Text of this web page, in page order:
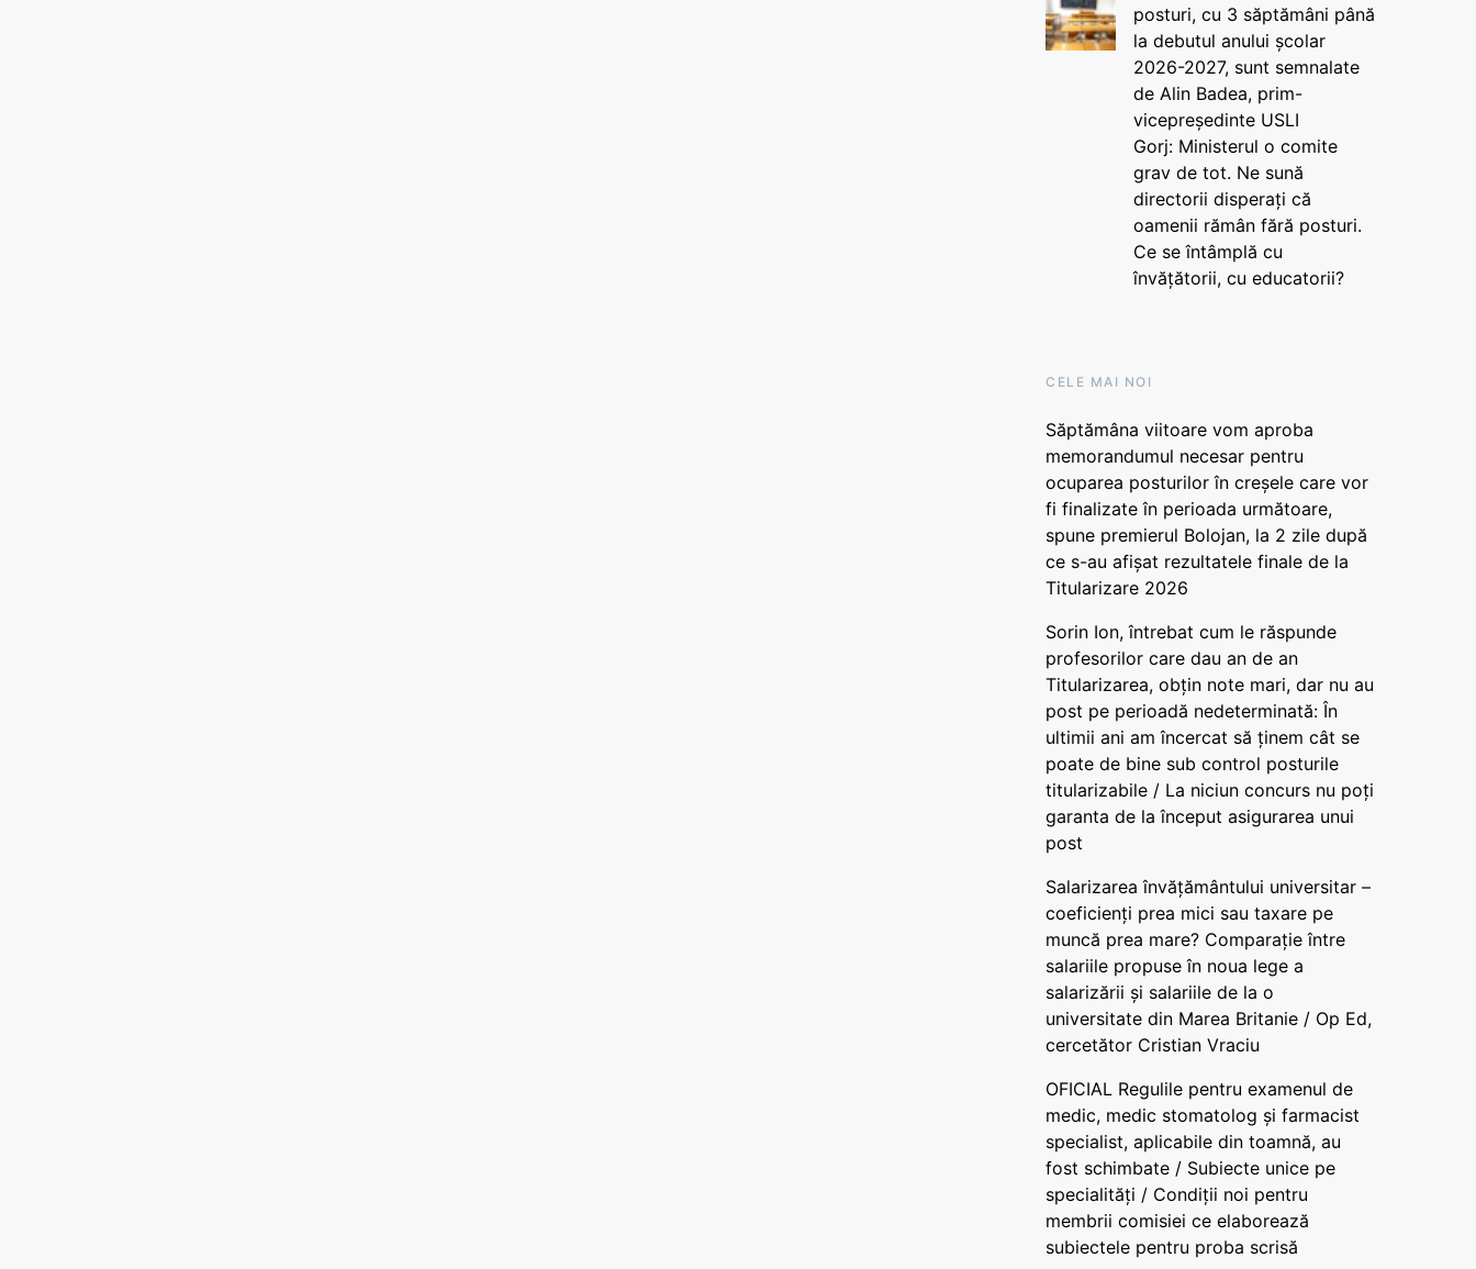
posturi, cu 3 săptămâni până
la debutul anului școlar
2026-2027, sunt semnalate
de Alin Badea, prim-
vicepreședinte USLI
Gorj: Ministerul o comite
grav de tot. Ne sună
directorii disperați că
oamenii rămân fără posturi.
Ce se întâmplă cu
învățătorii, cu educatorii?
CELE MAI NOI
Săptămâna viitoare vom aproba
memorandumul necesar pentru
ocuparea posturilor în creșele care vor
fi finalizate în perioada următoare,
spune premierul Bolojan, la 2 zile după
ce s-au afișat rezultatele finale de la
Titularizare 2026
Sorin Ion, întrebat cum le răspunde
profesorilor care dau an de an
Titularizarea, obțin note mari, dar nu au
post pe perioadă nedeterminată: În
ultimii ani am încercat să ținem cât se
poate de bine sub control posturile
titularizabile / La niciun concurs nu poți
garanta de la început asigurarea unui
post
Salarizarea învățământului universitar –
coeficienți prea mici sau taxare pe
muncă prea mare? Comparație între
salariile propuse în noua lege a
salarizării și salariile de la o
universitate din Marea Britanie / Op Ed,
cercetător Cristian Vraciu
OFICIAL Regulile pentru examenul de
medic, medic stomatolog și farmacist
specialist, aplicabile din toamnă, au
fost schimbate / Subiecte unice pe
specialități / Condiții noi pentru
membrii comisiei ce elaborează
subiectele pentru proba scrisă